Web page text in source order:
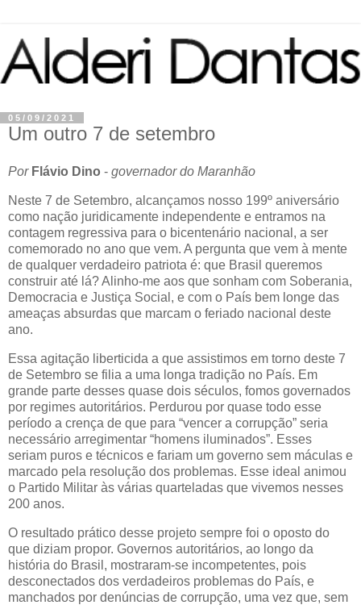
05/09/2021
Um outro 7 de setembro
Por Flávio Dino - governador do Maranhão
Neste 7 de Setembro, alcançamos nosso 199º aniversário
como nação juridicamente independente e entramos na
contagem regressiva para o bicentenário nacional, a ser
comemorado no ano que vem. A pergunta que vem à mente
de qualquer verdadeiro patriota é: que Brasil queremos
construir até lá? Alinho-me aos que sonham com Soberania,
Democracia e Justiça Social, e com o País bem longe das
ameaças absurdas que marcam o feriado nacional deste
ano.
Essa agitação liberticida a que assistimos em torno deste 7
de Setembro se filia a uma longa tradição no País. Em
grande parte desses quase dois séculos, fomos governados
por regimes autoritários. Perdurou por quase todo esse
período a crença de que para “vencer a corrupção” seria
necessário arregimentar “homens iluminados”. Esses
seriam puros e técnicos e fariam um governo sem máculas e
marcado pela resolução dos problemas. Esse ideal animou
o Partido Militar às várias quarteladas que vivemos nesses
200 anos.
O resultado prático desse projeto sempre foi o oposto do
que diziam propor. Governos autoritários, ao longo da
história do Brasil, mostraram-se incompetentes, pois
desconectados dos verdadeiros problemas do País, e
manchados por denúncias de corrupção, uma vez que, sem